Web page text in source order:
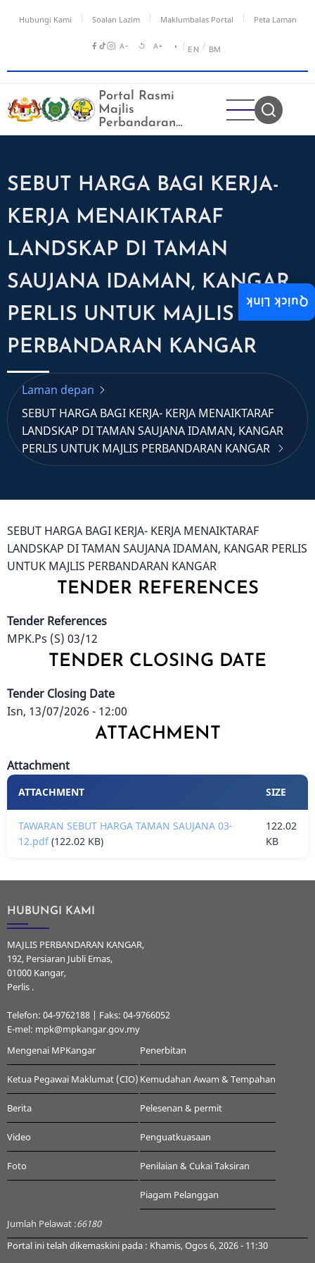
Hubungi Kami Soalan Lazim Maklumbalas Portal Peta Laman
A− ↺ A+ ◑ EN / BM
Portal Rasmi
Majlis
Perbandaran
Kangar
SEBUT HARGA BAGI KERJA-
KERJA MENAIKTARAF
LANDSKAP DI TAMAN
SAUJANA IDAMAN, KANGAR
PERLIS UNTUK MAJLIS
PERBANDARAN KANGAR
Laman depan
SEBUT HARGA BAGI KERJA- KERJA MENAIKTARAF
LANDSKAP DI TAMAN SAUJANA IDAMAN, KANGAR
PERLIS UNTUK MAJLIS PERBANDARAN KANGAR
SEBUT HARGA BAGI KERJA- KERJA MENAIKTARAF
LANDSKAP DI TAMAN SAUJANA IDAMAN, KANGAR PERLIS
UNTUK MAJLIS PERBANDARAN KANGAR
TENDER REFERENCES
Tender References
MPK.Ps (S) 03/12
TENDER CLOSING DATE
Tender Closing Date
Isn, 13/07/2026 - 12:00
ATTACHMENT
Attachment
ATTACHMENT SIZE
TAWARAN SEBUT HARGA TAMAN SAUJANA 03-
12.pdf (122.02 KB)
122.02
KB
HUBUNGI KAMI
MAJLIS PERBANDARAN KANGAR,
192, Persiaran Jubli Emas,
01000 Kangar,
Perlis .
Telefon: 04-9762188 | Faks: 04-9766052
E-mel: mpk@mpkangar.gov.my
Mengenai MPKangar
Ketua Pegawai Maklumat (CIO)
Berita
Video
Foto
Penerbitan
Kemudahan Awam & Tempahan
Pelesenan & permit
Penguatkuasaan
Penilaian & Cukai Taksiran
Piagam Pelanggan
Jumlah Pelawat :66180
Portal ini telah dikemaskini pada : Khamis, Ogos 6, 2026 - 11:30
Quick Link